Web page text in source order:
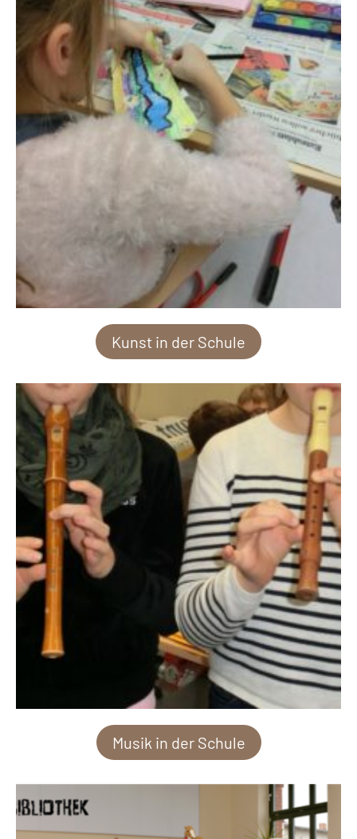
Kunst in der Schule
Musik in der Schule